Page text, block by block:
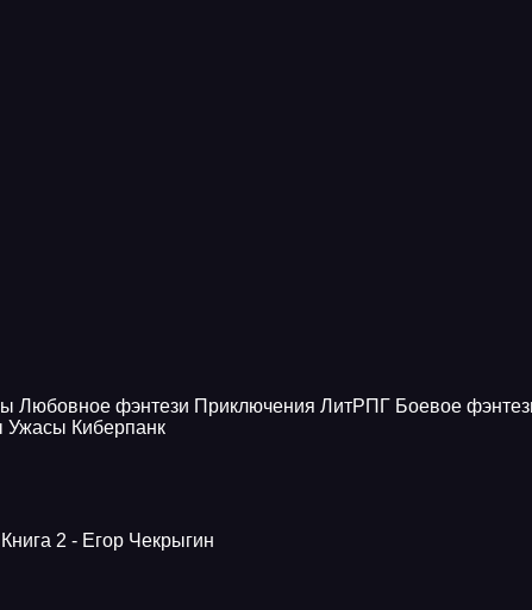
Любовное фэнтези Приключения ЛитРПГ Боевое
Ужасы Киберпанк
2 - Егор Чекрыгин